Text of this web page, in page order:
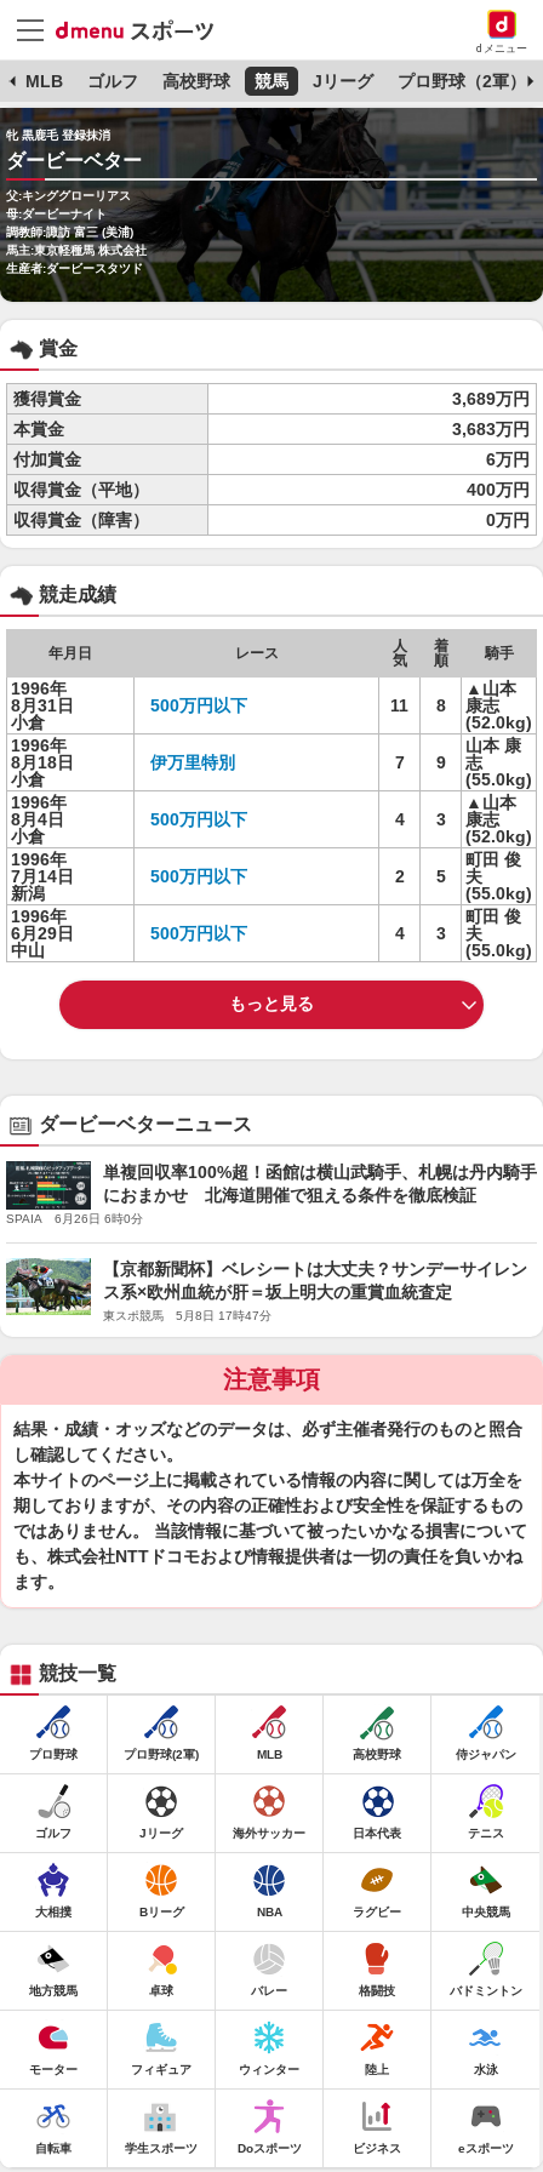
dメニュー
MLB ゴルフ 高校野球 競馬 Jリーグ プロ野球（2軍）
牝 黒鹿毛 登録抹消
ダービーベター
父:キンググローリアス
母:ダービーナイト
調教師:諏訪 富三 (美浦)
馬主:東京軽種馬 株式会社
生産者:ダービースタツド
賞金
獲得賞金
3,689万円
本賞金
3,683万円
付加賞金
6万円
収得賞金（平地）
400万円
収得賞金（障害）
0万円
競走成績
年月日 レース
人
気
着
順
騎手
1996年
8月31日
小倉
500万円以下 11 8
▲山本
康志
(52.0kg)
1996年
8月18日
小倉
伊万里特別 7 9
山本 康
志
(55.0kg)
1996年
8月4日
小倉
500万円以下 4 3
▲山本
康志
(52.0kg)
1996年
7月14日
新潟
500万円以下 2 5
町田 俊
夫
(55.0kg)
1996年
6月29日
中山
500万円以下 4 3
町田 俊
夫
(55.0kg)
もっと見る
ダービーベターニュース
単複回収率100%超！函館は横山武騎手、札幌は丹内騎手
におまかせ 北海道開催で狙える条件を徹底検証
SPAIA 6月26日 6時0分
【京都新聞杯】ベレシートは大丈夫？サンデーサイレン
ス系×欧州血統が肝＝坂上明大の重賞血統査定
東スポ競馬 5月8日 17時47分
注意事項
結果・成績・オッズなどのデータは、必ず主催者発行のものと照合
し確認してください。
本サイトのページ上に掲載されている情報の内容に関しては万全を
期しておりますが、その内容の正確性および安全性を保証するもの
ではありません。 当該情報に基づいて被ったいかなる損害について
も、株式会社NTTドコモおよび情報提供者は一切の責任を負いかね
ます。
競技一覧
プロ野球 プロ野球(2軍) MLB 高校野球 侍ジャパン
ゴルフ Jリーグ 海外サッカー 日本代表 テニス
大相撲 Bリーグ NBA ラグビー 中央競馬
地方競馬 卓球 バレー 格闘技 バドミントン
モーター フィギュア ウィンター 陸上 水泳
自転車 学生スポーツ Doスポーツ ビジネス eスポーツ